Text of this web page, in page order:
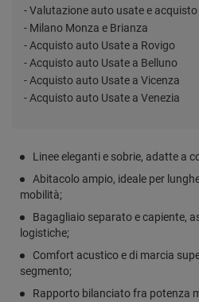
- Valutazione auto usate e
- Milano Monza e Brianza
- Acquisto auto Usate a Rovigo
- Acquisto auto Usate a Belluno
- Acquisto auto Usate a Vicenza
- Acquisto auto Usate a Venezia
Linee eleganti e sobrie, adatte a
Abitacolo ampio, ideale per
mobilità;
Bagagliaio separato e capiente,
logistiche;
Comfort acustico e di marcia
segmento;
Rapporto bilanciato fra potenza